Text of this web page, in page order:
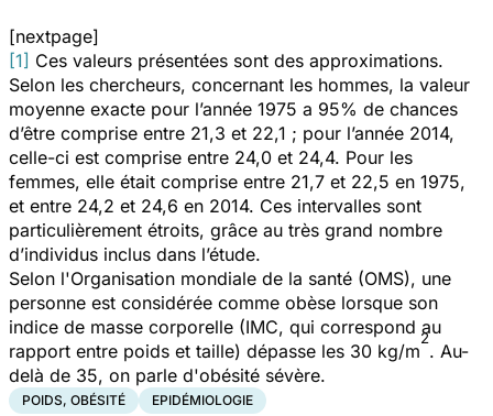
[nextpage]
[1] Ces valeurs présentées sont des approximations.
Selon les chercheurs, concernant les hommes, la valeur
moyenne exacte pour l’année 1975 a 95% de chances
d’être comprise entre 21,3 et 22,1 ; pour l’année 2014,
celle-ci est comprise entre 24,0 et 24,4. Pour les
femmes, elle était comprise entre 21,7 et 22,5 en 1975,
et entre 24,2 et 24,6 en 2014. Ces intervalles sont
particulièrement étroits, grâce au très grand nombre
d’individus inclus dans l’étude.
Selon l'Organisation mondiale de la santé (OMS), une
personne est considérée comme obèse lorsque son
indice de masse corporelle (IMC, qui correspond au
rapport entre poids et taille) dépasse les 30 kg/m
2
. Au-
delà de 35, on parle d'obésité sévère.
POIDS, OBÉSITÉ EPIDÉMIOLOGIE